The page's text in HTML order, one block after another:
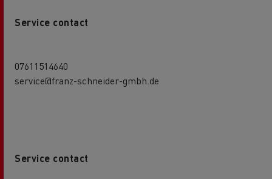
Service contact
07611514640
service@franz-schneider-gmbh.de
Service contact